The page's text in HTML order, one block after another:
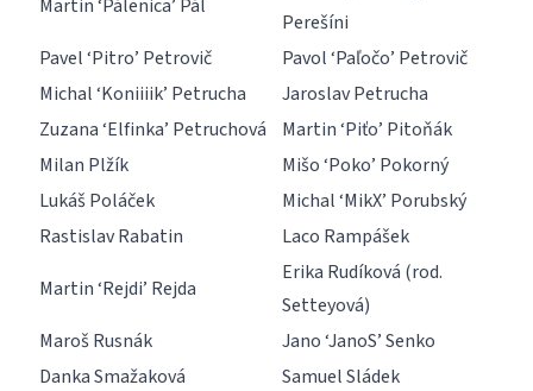
Martin ‘Pálenica’ Pál
Perešíni
Pavel ‘Pitro’ Petrovič
Pavol ‘Paľočo’ Petrovič
Michal ‘Koniiiik’ Petrucha
Jaroslav Petrucha
Zuzana ‘Elfinka’ Petruchová
Martin ‘Piťo’ Pitoňák
Milan Plžík
Mišo ‘Poko’ Pokorný
Lukáš Poláček
Michal ‘MikX’ Porubský
Rastislav Rabatin
Laco Rampášek
Martin ‘Rejdi’ Rejda
Erika Rudíková (rod.
Setteyová)
Maroš Rusnák
Jano ‘JanoS’ Senko
Danka Smažaková
Samuel Sládek